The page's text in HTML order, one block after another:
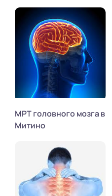
МРТ головного мозга в
Митино